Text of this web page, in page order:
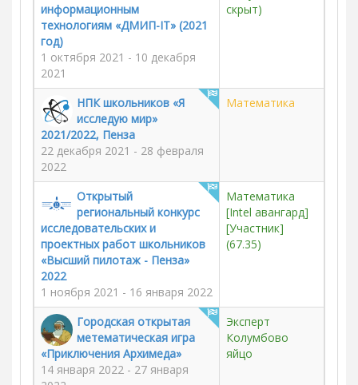
информационным
технологиям «ДМИП-IT» (2021
год)
1 октября 2021 - 10 декабря
2021
скрыт)
НПК школьников «Я
исследую мир»
2021/2022, Пенза
22 декабря 2021 - 28 февраля
2022
Математика
Открытый
региональный конкурс
исследовательских и
проектных работ школьников
«Высший пилотаж - Пенза»
2022
1 ноября 2021 - 16 января 2022
Математика
[Intel авангард]
[Участник]
(67.35)
Городская открытая
метематическая игра
«Приключения Архимеда»
14 января 2022 - 27 января
Эксперт
Колумбово
яйцо